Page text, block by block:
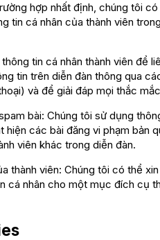
hợp nhất định, chúng tôi có
tin cá nhân của thành viên
tin cá nhân thành viên để
tin trên diễn đàn thông qua
và để giải đáp mọi thắc
bài: Chúng tôi sử dụng
các bài đăng vi phạm bản
viên khác trong diễn đàn.
viên: Chúng tôi có thể
cá nhân cho một mục đích cụ